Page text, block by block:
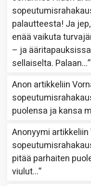
palautteesta! Ja
enää vaikuta
– ja
sellaiselta. Palaan…”
Anon artikkeliin
puolensa ja kansa
Anonyymi artikkeliin
pitää parhaiten
viulut…”